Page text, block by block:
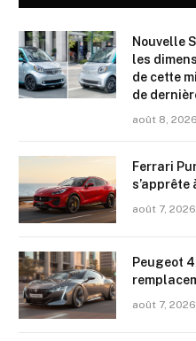
Nouvelle
les
de cette
de
août 8, 2026
Ferrari
s’apprête
août 7, 2026
Peugeot
août 7, 2026